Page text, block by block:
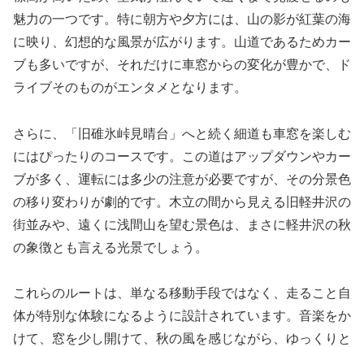
魅力の一つです。特に朝方や夕方には、山の影が紅葉の海
に映り、幻想的な風景が広がります。山道であるためカー
ブも多いですが、それだけに車窓からの変化が豊かで、ド
ライブそのものがエンタメとなります。
さらに、「旧碓氷峠見晴台」へと続く細道も車窓を楽しむ
にはぴったりのコースです。この道はアップダウンやカー
ブが多く、運転には多少の注意が必要ですが、その分景色
の移り変わりが劇的です。木立の間から見える旧軽井沢の
街並みや、遠くに浅間山を望む景色は、まさに軽井沢の秋
の象徴とも言える光景でしょう。
これらのルートは、単なる移動手段ではなく、走ること自
体が特別な体験になるように設計されています。音楽をか
けて、窓を少し開けて、秋の風を感じながら、ゆっくりと